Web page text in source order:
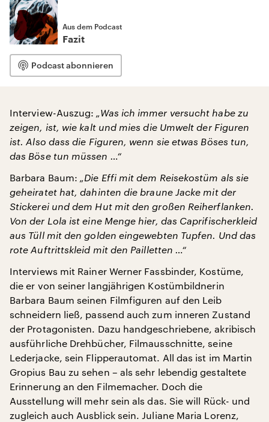
Aus dem Podcast
Fazit
Podcast abonnieren
Interview-Auszug: „Was ich immer versucht habe zu
zeigen, ist, wie kalt und mies die Umwelt der Figuren
ist. Also dass die Figuren, wenn sie etwas Böses tun,
das Böse tun müssen …“
Barbara Baum: „Die Effi mit dem Reisekostüm als sie
geheiratet hat, dahinten die braune Jacke mit der
Stickerei und dem Hut mit den großen Reiherflanken.
Von der Lola ist eine Menge hier, das Caprifischerkleid
aus Tüll mit den golden eingewebten Tupfen. Und das
rote Auftrittskleid mit den Pailletten …“
Interviews mit Rainer Werner Fassbinder, Kostüme,
die er von seiner langjährigen Kostümbildnerin
Barbara Baum seinen Filmfiguren auf den Leib
schneidern ließ, passend auch zum inneren Zustand
der Protagonisten. Dazu handgeschriebene, akribisch
ausführliche Drehbücher, Filmausschnitte, seine
Lederjacke, sein Flipperautomat. All das ist im Martin
Gropius Bau zu sehen – als sehr lebendig gestaltete
Erinnerung an den Filmemacher. Doch die
Ausstellung will mehr sein als das. Sie will Rück- und
zugleich auch Ausblick sein. Juliane Maria Lorenz,